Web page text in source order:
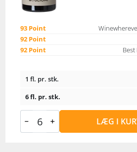
93 Point
92 Point
92 Point
1 fl. pr. stk.
6 fl. pr. stk.
LÆG I